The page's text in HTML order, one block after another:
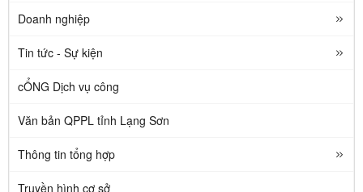
Doanh nghiệp
Tin tức - Sự kiện
cỔNG Dịch vụ công
Văn bản QPPL tỉnh Lạng Sơn
Thông tin tổng hợp
Truyền hình cơ sở